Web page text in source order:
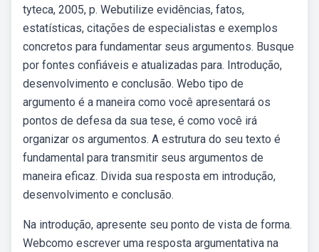
tyteca, 2005, p. Webutilize evidências, fatos,
estatísticas, citações de especialistas e exemplos
concretos para fundamentar seus argumentos. Busque
por fontes confiáveis e atualizadas para. Introdução,
desenvolvimento e conclusão. Webo tipo de
argumento é a maneira como você apresentará os
pontos de defesa da sua tese, é como você irá
organizar os argumentos. A estrutura do seu texto é
fundamental para transmitir seus argumentos de
maneira eficaz. Divida sua resposta em introdução,
desenvolvimento e conclusão.
Na introdução, apresente seu ponto de vista de forma.
Webcomo escrever uma resposta argumentativa na